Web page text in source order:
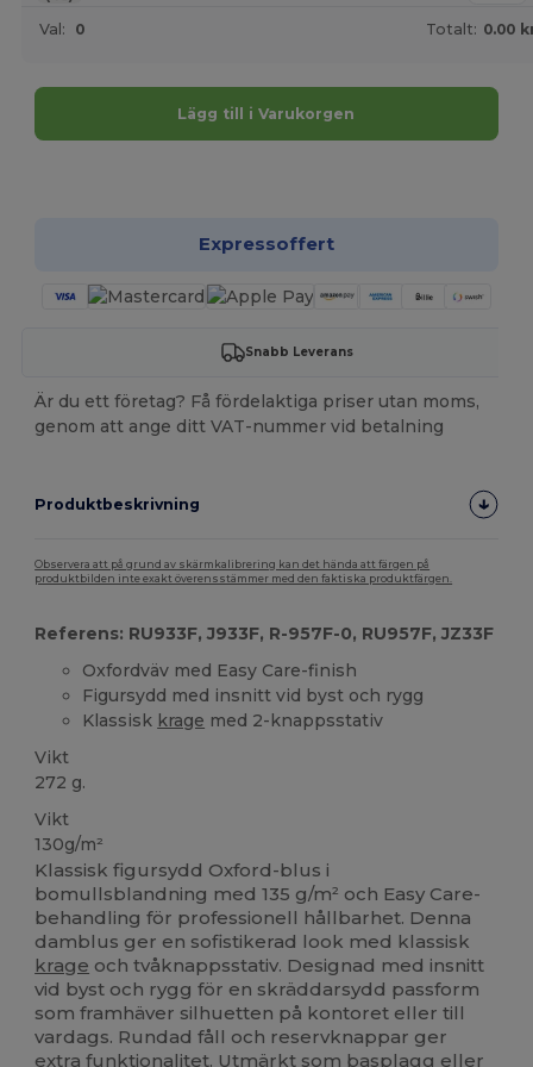
Val: 0 Totalt: 0.00
Lägg till i Varukorgen
Expressoffert
Snabb Leverans
Är du ett företag? Få fördelaktiga priser utan moms,
genom att ange ditt VAT-nummer vid betalning
Produktbeskrivning
Observera att på grund av skärmkalibrering kan det hända att färgen på
produktbilden inte exakt överensstämmer med den faktiska produktfärgen.
Referens: RU933F, J933F, R-957F-0, RU957F, JZ33F
Oxfordväv med Easy Care-finish
Figursydd med insnitt vid byst och rygg
Klassisk krage med 2-knappsstativ
Vikt
272 g.
Vikt
130g/m²
Klassisk figursydd Oxford-blus i
bomullsblandning med 135 g/m² och Easy Care-
behandling för professionell hållbarhet. Denna
damblus ger en sofistikerad look med klassisk
krage och tvåknappsstativ. Designad med insnitt
vid byst och rygg för en skräddarsydd passform
som framhäver silhuetten på kontoret eller till
vardags. Rundad fåll och reservknappar ger
extra funktionalitet. Utmärkt som basplagg eller